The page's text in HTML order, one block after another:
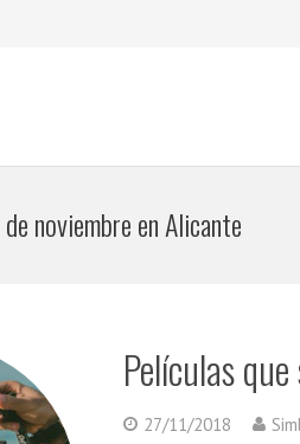
noviembre en Alicante
Películas
27/11/2018